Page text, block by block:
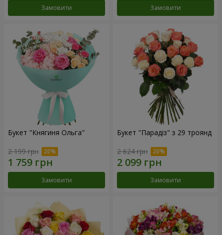
Замовити Замовити
Букет "Княгиня Ольга"
2 199 грн
Замовити
Букет "Парадіз" з 29 троянд
2 624 грн
Замовити